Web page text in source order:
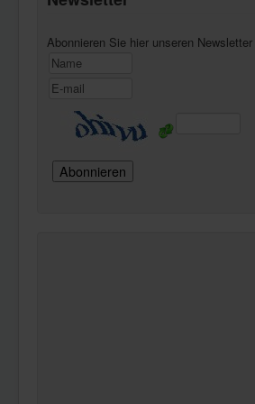
Abonnieren Sie hier unseren Newsletter